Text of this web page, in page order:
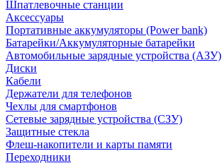
Шпатлевочные станции
Аксессуары
Портативные аккумуляторы (Power bank)
Батарейки/Аккумуляторные батарейки
Автомобильные зарядные устройства (АЗУ)
Диски
Кабели
Держатели для телефонов
Чехлы для смартфонов
Сетевые зарядные устройства (СЗУ)
Защитные стекла
Флеш-накопители и карты памяти
Переходники